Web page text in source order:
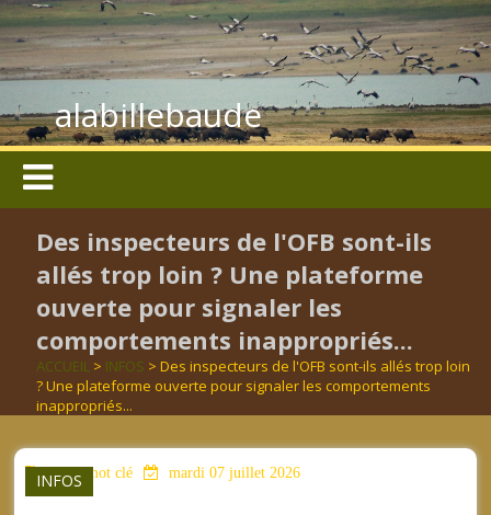
alabillebaude
Des inspecteurs de l'OFB sont-ils
allés trop loin ? Une plateforme
ouverte pour signaler les
comportements inappropriés...
ACCUEIL > INFOS > Des inspecteurs de l'OFB sont-ils allés trop loin
? Une plateforme ouverte pour signaler les comportements
inappropriés...
INFOS
aucun mot clé mardi 07 juillet 2026